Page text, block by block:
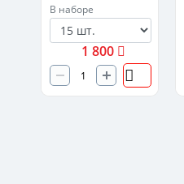
В наборе
1 800